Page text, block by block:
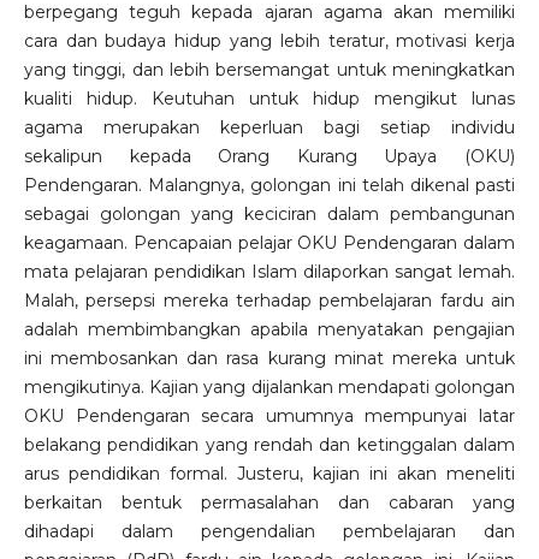
berpegang teguh kepada ajaran agama akan memiliki
cara dan budaya hidup yang lebih teratur, motivasi kerja
yang tinggi, dan lebih bersemangat untuk meningkatkan
kualiti hidup. Keutuhan untuk hidup mengikut lunas
agama merupakan keperluan bagi setiap individu
sekalipun kepada Orang Kurang Upaya (OKU)
Pendengaran. Malangnya, golongan ini telah dikenal pasti
sebagai golongan yang keciciran dalam pembangunan
keagamaan. Pencapaian pelajar OKU Pendengaran dalam
mata pelajaran pendidikan Islam dilaporkan sangat lemah.
Malah, persepsi mereka terhadap pembelajaran fardu ain
adalah membimbangkan apabila menyatakan pengajian
ini membosankan dan rasa kurang minat mereka untuk
mengikutinya. Kajian yang dijalankan mendapati golongan
OKU Pendengaran secara umumnya mempunyai latar
belakang pendidikan yang rendah dan ketinggalan dalam
arus pendidikan formal. Justeru, kajian ini akan meneliti
berkaitan bentuk permasalahan dan cabaran yang
dihadapi dalam pengendalian pembelajaran dan